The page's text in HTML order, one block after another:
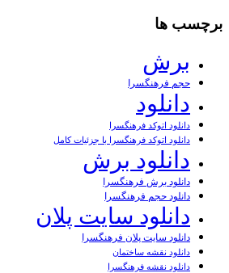
برچسب ها
برش
حجم فرهنگسرا
دانلود
دانلود اتوکد فرهنگسرا
دانلود اتوکد فرهنگسرا با جزئیات کامل
دانلود برش
دانلود برش فرهنگسرا
دانلود حجم فرهنگسرا
دانلود سایت پلان
دانلود سایت پلان فرهنگسرا
دانلود نقشه ساختمان
دانلود نقشه فرهنگسرا